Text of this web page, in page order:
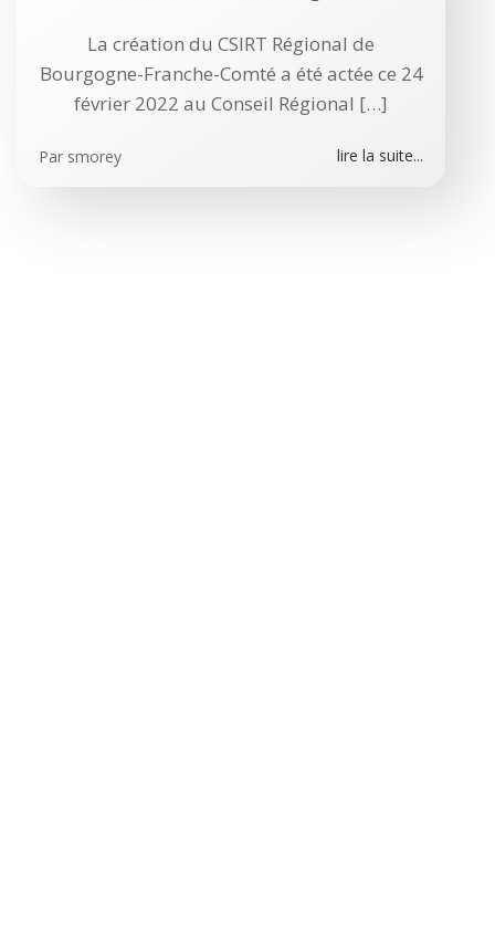
La création du CSIRT Régional de
Bourgogne-Franche-Comté a été actée ce 24
février 2022 au Conseil Régional […]
Par smorey lire la suite...